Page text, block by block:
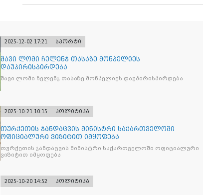
2025-12-02 17:21 სპორტი
შავი ლომი ჩელენჯ თასაზე მონპელიეს
დაუპირისპირდება
შავი ლომი ჩელენჯ თასაზე მონპელიეს დაუპირისპირდება
2025-10-21 10:15 პოლიტიკა
თურქეთის ჯანდაცვის მინისტრი საქართველოში
ოფიციალური ვიზიტით იმყოფება
თურქეთის ჯანდაცვის მინისტრი საქართველოში ოფიციალური
ვიზიტით იმყოფება
2025-10-20 14:52 პოლიტიკა